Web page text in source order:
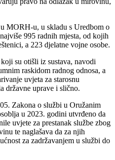
MORH-u, u skladu s Uredbom o
995 radnih mjesta, od kojih
a 223 djelatne vojne osobe.
su otišli iz sustava, navodi
raskidom radnog odnosa, a
uvjeta za starosnu
državne uprave i slično.
Zakona o službi u Oružanim
u 2023. godini utvrđeno da
uvjete za prestanak službe zbog
te naglašava da za njih
za zadržavanjem u službi do